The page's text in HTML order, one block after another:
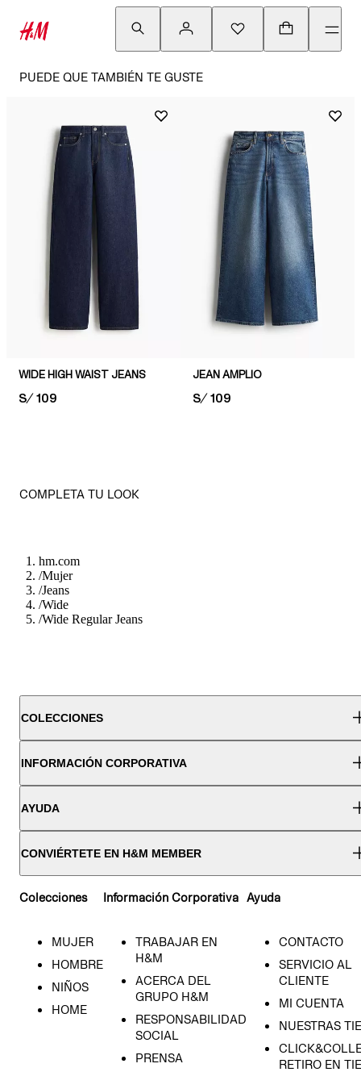
PUEDE QUE TAMBIÉN TE GUSTE
WIDE HIGH WAIST JEANS
PRICE:
S/ 109
JEAN AMPLIO
PRICE:
S/ 109
COMPLETA TU LOOK
hm.com
/Mujer
/Jeans
/Wide
/Wide Regular Jeans
COLECCIONES
INFORMACIÓN CORPORATIVA
AYUDA
CONVIÉRTETE EN H&M MEMBER
Colecciones
MUJER
HOMBRE
NIÑOS
HOME
Información Corporativa
TRABAJAR EN
H&M
ACERCA DEL
GRUPO H&M
RESPONSABILIDAD
SOCIAL
PRENSA
Ayuda
CONTACTO
SERVICIO AL
CLIENTE
MI CUENTA
NUESTRAS
RETIRO EN